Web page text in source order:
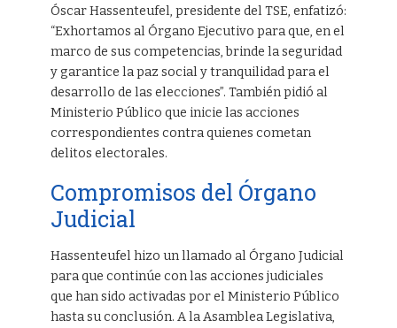
Óscar Hassenteufel, presidente del TSE, enfatizó:
“Exhortamos al Órgano Ejecutivo para que, en el
marco de sus competencias, brinde la seguridad
y garantice la paz social y tranquilidad para el
desarrollo de las elecciones”. También pidió al
Ministerio Público que inicie las acciones
correspondientes contra quienes cometan
delitos electorales.
Compromisos del Órgano
Judicial
Hassenteufel hizo un llamado al Órgano Judicial
para que continúe con las acciones judiciales
que han sido activadas por el Ministerio Público
hasta su conclusión. A la Asamblea Legislativa,